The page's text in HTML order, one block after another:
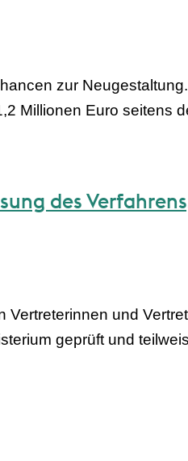
zur
Millionen Euro seitens
des
und
geprüft und